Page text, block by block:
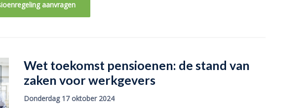
aanvragen
Wet toekomst pensioenen: de stand van
zaken voor werkgevers
Donderdag 17 oktober 2024